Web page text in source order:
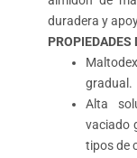
duradera y
PROPIEDADES
gradual.
Alta
vaciado
tipos de